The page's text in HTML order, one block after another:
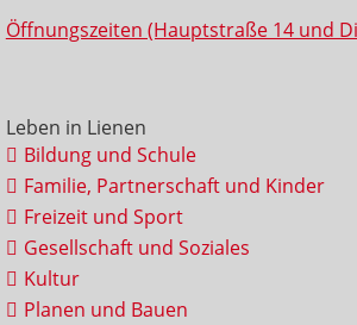
Öffnungszeiten (Hauptstraße 14 und
Leben in Lienen
Bildung und Schule
Familie, Partnerschaft und Kinder
Freizeit und Sport
Gesellschaft und Soziales
Kultur
Planen und Bauen